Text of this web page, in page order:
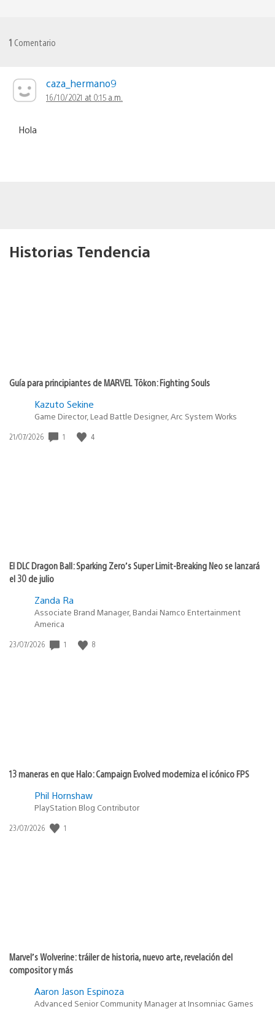
1 Comentario
caza_hermano9
16/10/2021 at 0:15 a.m.
Hola
Historias Tendencia
Guía para principiantes de MARVEL Tōkon: Fighting Souls
Kazuto Sekine
Game Director, Lead Battle Designer, Arc System Works
Fecha
21/07/2026 1 4
El DLC Dragon Ball: Sparking Zero’s Super Limit-Breaking Neo se lanzará
el 30 de julio
Zanda Ra
Associate Brand Manager, Bandai Namco Entertainment
America
Fecha
23/07/2026 1 8
13 maneras en que Halo: Campaign Evolved moderniza el icónico FPS
Phil Hornshaw
PlayStation Blog Contributor
Fecha
23/07/2026 1
Marvel’s Wolverine: tráiler de historia, nuevo arte, revelación del
compositor y más
Aaron Jason Espinoza
Advanced Senior Community Manager at Insomniac Games